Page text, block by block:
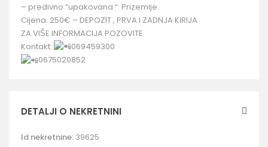
– predivno “upakovana “. Prizemlje.
Cijena: 250€ – DEPOZIT , PRVA I ZADNJA KIRIJA
ZA VIŠE INFORMACIJA POZOVITE
Kontakt:
069459300
0675020852
DETALJI O NEKRETNINI
Id nekretnine: 39625